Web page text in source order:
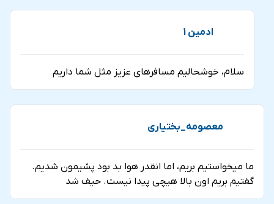
ادمین 1
سلام، خوشحالیم مسافرهای عزیز مثل شما داریم
معصومه_بختیاری
ما میخواستیم بریم، اما انقدر هوا بد بود پشیمون شدیم.
گفتیم بریم اون بالا هیچی پیدا نیست. حیف شد